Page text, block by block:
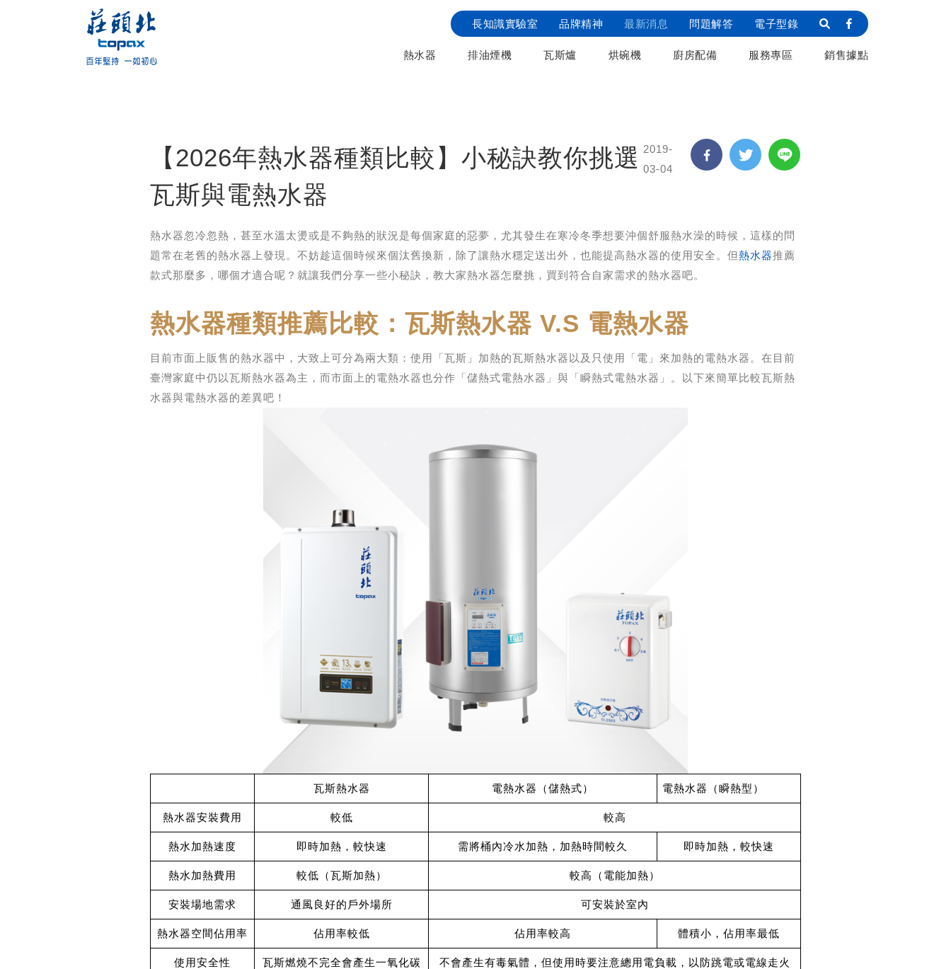
長知識實驗室 品牌精神 最新消息 問題解答 電子型錄
熱水器 排油煙機 瓦斯爐 烘碗機 廚房配備 服務專區 銷售據點
【2026年熱水器種類比較】小秘訣教你挑選
瓦斯與電熱水器
2019-
03-04
熱水器忽冷忽熱，甚至水溫太燙或是不夠熱的狀況是每個家庭的惡夢，尤其發生在寒冷冬季想要沖個舒服熱水澡的時候，這樣的問
題常在老舊的熱水器上發現。不妨趁這個時候來個汰舊換新，除了讓熱水穩定送出外，也能提高熱水器的使用安全。但熱水器推薦
款式那麼多，哪個才適合呢？就讓我們分享一些小秘訣，教大家熱水器怎麼挑，買到符合自家需求的熱水器吧。
熱水器種類推薦比較：瓦斯熱水器 V.S 電熱水器
目前市面上販售的熱水器中，大致上可分為兩大類：使用「瓦斯」加熱的瓦斯熱水器以及只使用「電」來加熱的電熱水器。在目前
臺灣家庭中仍以瓦斯熱水器為主，而市面上的電熱水器也分作「儲熱式電熱水器」與「瞬熱式電熱水器」。以下來簡單比較瓦斯熱
水器與電熱水器的差異吧！
瓦斯熱水器 電熱水器（儲熱式） 電熱水器（瞬熱型）
熱水器安裝費用 較低 較高
熱水加熱速度 即時加熱，較快速 需將桶內冷水加熱， 加熱時間較久 即時加熱，較快速
熱水加熱費用 較低（瓦斯加熱） 較高（電能加熱）
安裝場地需求 通風良好的戶外場所 可安裝於室內
熱水器空間佔用率 佔用率較低 佔用率較高 體積小，佔用率最低
使用安全性 瓦斯燃燒不完全會產生一氧化碳 不會產生有毒氣體，但使用時要注意總用電負載，以防跳電或電線走火